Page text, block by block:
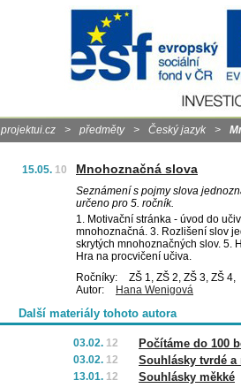
projektui.cz > předměty > Český jazyk >
15.05. 10 Mnohoznačná slova
Seznámení s pojmy slova
určeno pro 5. ročník.
1. Motivační stránka - úvod do
mnohoznačná. 3. Rozlišení slov
skrytých mnohoznačných slov. 5.
Hra na procvičení učiva.
Ročníky:
ZŠ 1, ZŠ 2, ZŠ 3, ZŠ 4,
Autor:
Hana Wenigová
Další materiály tohoto autora
03.02. 12 Počítáme do 100
03.02. 12 Souhlásky tvrdé a
13.01. 12 Souhlásky měkké